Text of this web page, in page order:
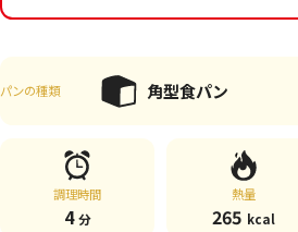
パンの種類 角型食パン
調理時間
4 分
熱量
265 kcal